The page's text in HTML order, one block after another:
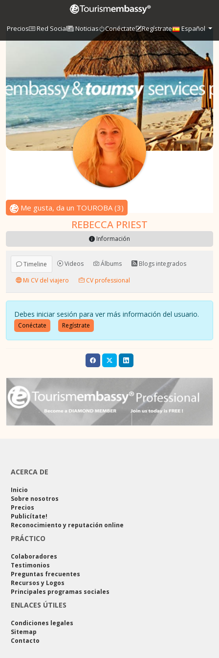
Precios Red Social Noticias Conéctate Regístrate Español
Me gusta, da un TOUROBA(3)
REBECCA PRIEST
Información
Timeline Videos Álbums
Blogs integrados
Mi CV del viajero
CV professional
Debes iniciar sesión para ver más información del usuario.
Conéctate Regístrate
ACERCA DE
Inicio
Sobre nosotros
Precios
Publicítate!
Reconocimiento y reputación online
PRÁCTICO
Colaboradores
Testimonios
Preguntas frecuentes
Recursos y Logos
Principales programas sociales
ENLACES ÚTILES
Condiciones legales
Sitemap
Contacto